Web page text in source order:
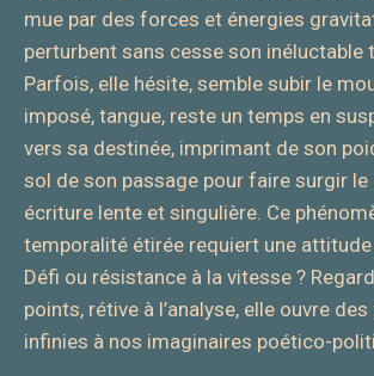
mue par des forces et énergies
perturbent sans cesse son inéluctable
Parfois, elle hésite, semble subir le
imposé, tangue, reste un temps en
vers sa destinée, imprimant de son
sol de son passage pour faire surgir le
écriture lente et singulière. Ce
temporalité étirée requiert une
Défi ou résistance à la vitesse ?
points, rétive à l’analyse, elle ouvre
infinies à nos imaginaires poético-